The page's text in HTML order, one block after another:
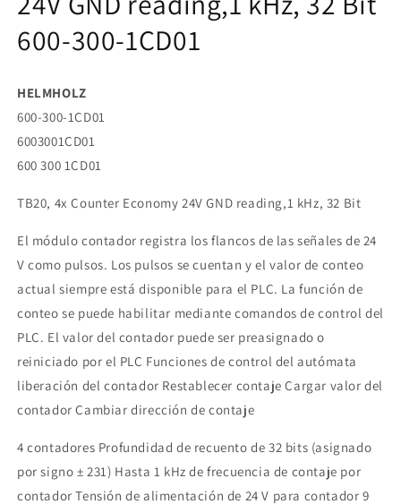
modal
600-300-1CD01
HELMHOLZ
600-300-1CD01
6003001CD01
600 300 1CD01
TB20, 4x Counter Economy 24V GND reading,1 kHz, 32 Bit
El módulo contador registra los flancos de las señales de 24
V como pulsos. Los pulsos se cuentan y el valor de conteo
actual siempre está disponible para el PLC. La función de
conteo se puede habilitar mediante comandos de control del
PLC. El valor del contador puede ser preasignado o
reiniciado por el PLC Funciones de control del autómata
liberación del contador Restablecer contaje Cargar valor del
contador Cambiar dirección de contaje
4 contadores Profundidad de recuento de 32 bits (asignado
por signo ± 231) Hasta 1 kHz de frecuencia de contaje por
contador Tensión de alimentación de 24 V para contador 9